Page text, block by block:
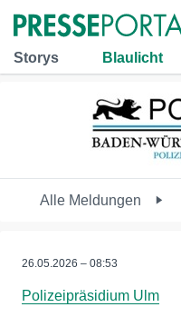
Storys Blaulicht
Alle Meldungen
26.05.2026 – 08:53
Polizeipräsidium Ulm